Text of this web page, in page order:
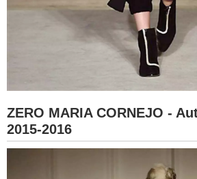
ZERO MARIA CORNEJO -
2015-2016